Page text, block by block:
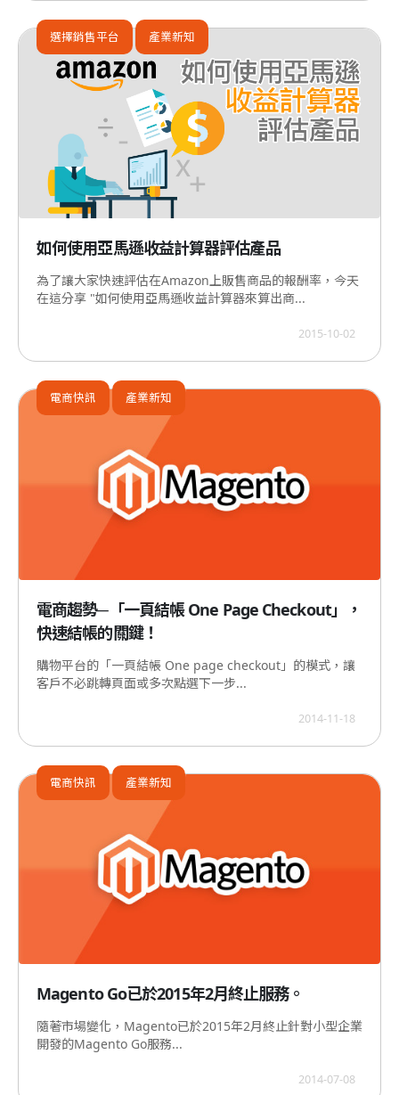
如何使用亞馬遜收益計算器評估產品
為了讓大家快速評估在Amazon上販售商品的報酬率，今天
在這分享 "如何使用亞馬遜收益計算器來算出商...
2015-10-02
選擇銷售平台 產業新知
電商趨勢─「一頁結帳 One Page Checkout」，
快速結帳的關鍵！
購物平台的「一頁結帳 One page checkout」的模式，讓
客戶不必跳轉頁面或多次點選下一步...
2014-11-18
電商快訊 產業新知
Magento Go已於2015年2月終止服務。
隨著市場變化，Magento已於2015年2月終止針對小型企業
開發的Magento Go服務...
2014-07-08
電商快訊 產業新知